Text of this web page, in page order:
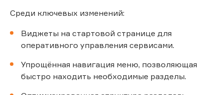
Среди ключевых изменений:
Виджеты на стартовой странице для
оперативного управления сервисами.
Упрощённая навигация меню, позволяющая
быстро находить необходимые разделы.